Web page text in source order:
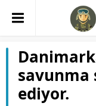
ediyor.